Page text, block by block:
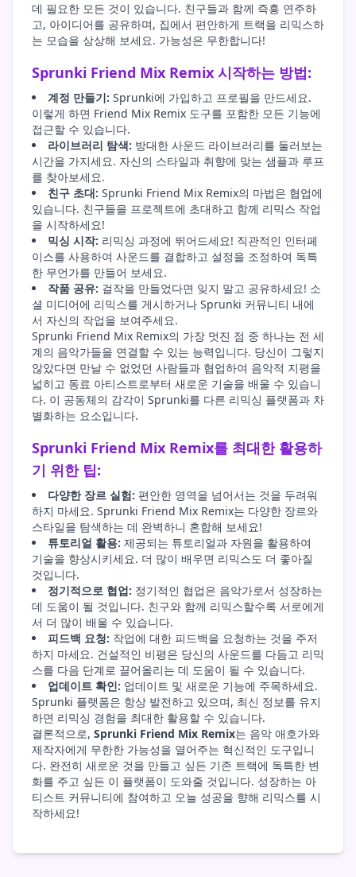
데 필요한 모든 것이 있습니다. 친구들과 함께 즉흥 연주하
고, 아이디어를 공유하며, 집에서 편안하게 트랙을 리믹스하
는 모습을 상상해 보세요. 가능성은 무한합니다!
Sprunki Friend Mix Remix 시작하는 방법:
계정 만들기: Sprunki에 가입하고 프로필을 만드세요.
이렇게 하면 Friend Mix Remix 도구를 포함한 모든 기능에
접근할 수 있습니다.
라이브러리 탐색: 방대한 사운드 라이브러리를 둘러보는
시간을 가지세요. 자신의 스타일과 취향에 맞는 샘플과 루프
를 찾아보세요.
친구 초대: Sprunki Friend Mix Remix의 마법은 협업에
있습니다. 친구들을 프로젝트에 초대하고 함께 리믹스 작업
을 시작하세요!
믹싱 시작: 리믹싱 과정에 뛰어드세요! 직관적인 인터페
이스를 사용하여 사운드를 결합하고 설정을 조정하여 독특
한 무언가를 만들어 보세요.
작품 공유: 걸작을 만들었다면 잊지 말고 공유하세요! 소
셜 미디어에 리믹스를 게시하거나 Sprunki 커뮤니티 내에
서 자신의 작업을 보여주세요.
Sprunki Friend Mix Remix의 가장 멋진 점 중 하나는 전 세
계의 음악가들을 연결할 수 있는 능력입니다. 당신이 그렇지
않았다면 만날 수 없었던 사람들과 협업하여 음악적 지평을
넓히고 동료 아티스트로부터 새로운 기술을 배울 수 있습니
다. 이 공동체의 감각이 Sprunki를 다른 리믹싱 플랫폼과 차
별화하는 요소입니다.
Sprunki Friend Mix Remix를 최대한 활용하
기 위한 팁:
다양한 장르 실험: 편안한 영역을 넘어서는 것을 두려워
하지 마세요. Sprunki Friend Mix Remix는 다양한 장르와
스타일을 탐색하는 데 완벽하니 혼합해 보세요!
튜토리얼 활용: 제공되는 튜토리얼과 자원을 활용하여
기술을 향상시키세요. 더 많이 배우면 리믹스도 더 좋아질
것입니다.
정기적으로 협업: 정기적인 협업은 음악가로서 성장하는
데 도움이 될 것입니다. 친구와 함께 리믹스할수록 서로에게
서 더 많이 배울 수 있습니다.
피드백 요청: 작업에 대한 피드백을 요청하는 것을 주저
하지 마세요. 건설적인 비평은 당신의 사운드를 다듬고 리믹
스를 다음 단계로 끌어올리는 데 도움이 될 수 있습니다.
업데이트 확인: 업데이트 및 새로운 기능에 주목하세요.
Sprunki 플랫폼은 항상 발전하고 있으며, 최신 정보를 유지
하면 리믹싱 경험을 최대한 활용할 수 있습니다.
결론적으로, Sprunki Friend Mix Remix는 음악 애호가와
제작자에게 무한한 가능성을 열어주는 혁신적인 도구입니
다. 완전히 새로운 것을 만들고 싶든 기존 트랙에 독특한 변
화를 주고 싶든 이 플랫폼이 도와줄 것입니다. 성장하는 아
티스트 커뮤니티에 참여하고 오늘 성공을 향해 리믹스를 시
작하세요!